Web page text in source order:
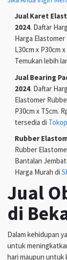
Jual Karet
2024. Daftar
Harga
L30cm x P30cm
Temukan lebih
Jual Bearing
2024. Daftar
Elastomer
P30cm x T5cm.
tersedia di
Rubber
Rubber
Bantalan
Harga Murah di
Jual
di
Dalam kehidupan
untuk
hari maupun untuk